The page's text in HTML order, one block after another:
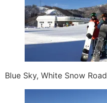
Blue Sky, White Snow Road